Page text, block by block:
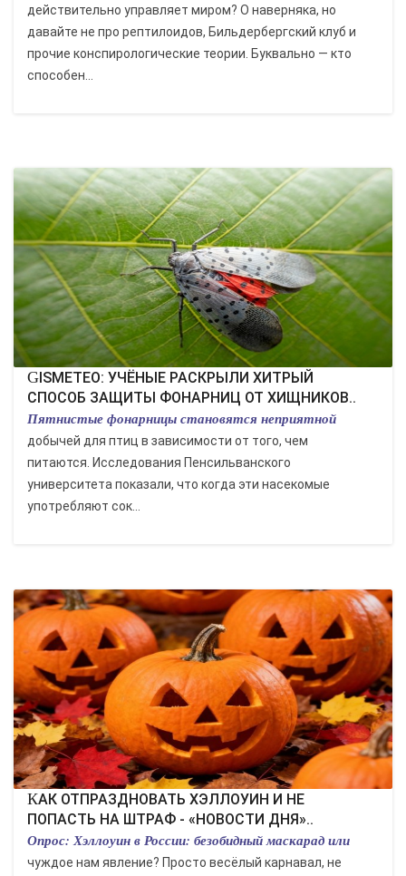
действительно управляет миром? О наверняка, но
давайте не про рептилоидов, Бильдербергский клуб и
прочие конспирологические теории. Буквально — кто
способен...
GISMETEO: УЧЁНЫЕ РАСКРЫЛИ ХИТРЫЙ
СПОСОБ ЗАЩИТЫ ФОНАРНИЦ ОТ ХИЩНИКОВ..
Пятнистые фонарницы становятся неприятной
добычей для птиц в зависимости от того, чем
питаются. Исследования Пенсильванского
университета показали, что когда эти насекомые
употребляют сок...
КАК ОТПРАЗДНОВАТЬ ХЭЛЛОУИН И НЕ
ПОПАСТЬ НА ШТРАФ - «НОВОСТИ ДНЯ»..
Опрос: Хэллоуин в России: безобидный маскарад или
чуждое нам явление? Просто весёлый карнавал, не